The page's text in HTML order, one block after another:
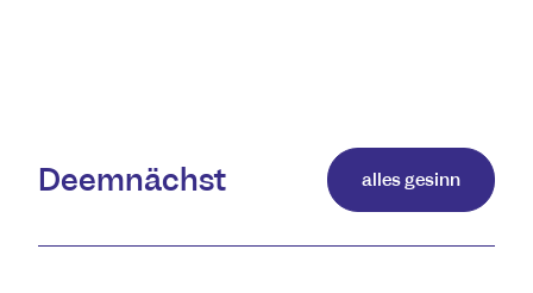
Deemnächst alles gesinn